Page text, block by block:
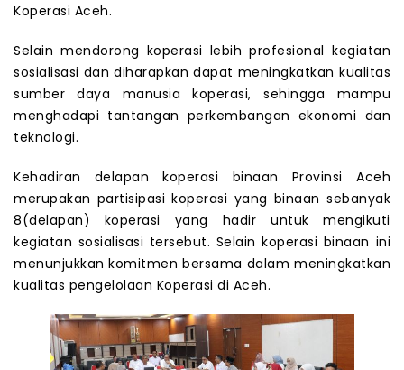
Koperasi Aceh.
Selain mendorong koperasi lebih profesional kegiatan
sosialisasi dan diharapkan dapat meningkatkan kualitas
sumber daya manusia koperasi, sehingga mampu
menghadapi tantangan perkembangan ekonomi dan
teknologi.
Kehadiran delapan koperasi binaan Provinsi Aceh
merupakan partisipasi koperasi yang binaan sebanyak
8(delapan) koperasi yang hadir untuk mengikuti
kegiatan sosialisasi tersebut. Selain koperasi binaan ini
menunjukkan komitmen bersama dalam meningkatkan
kualitas pengelolaan Koperasi di Aceh.